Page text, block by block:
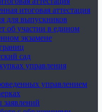
итоговая аттестация
для выпускников
об участии в едином
экзамене
сад
управления
управлением